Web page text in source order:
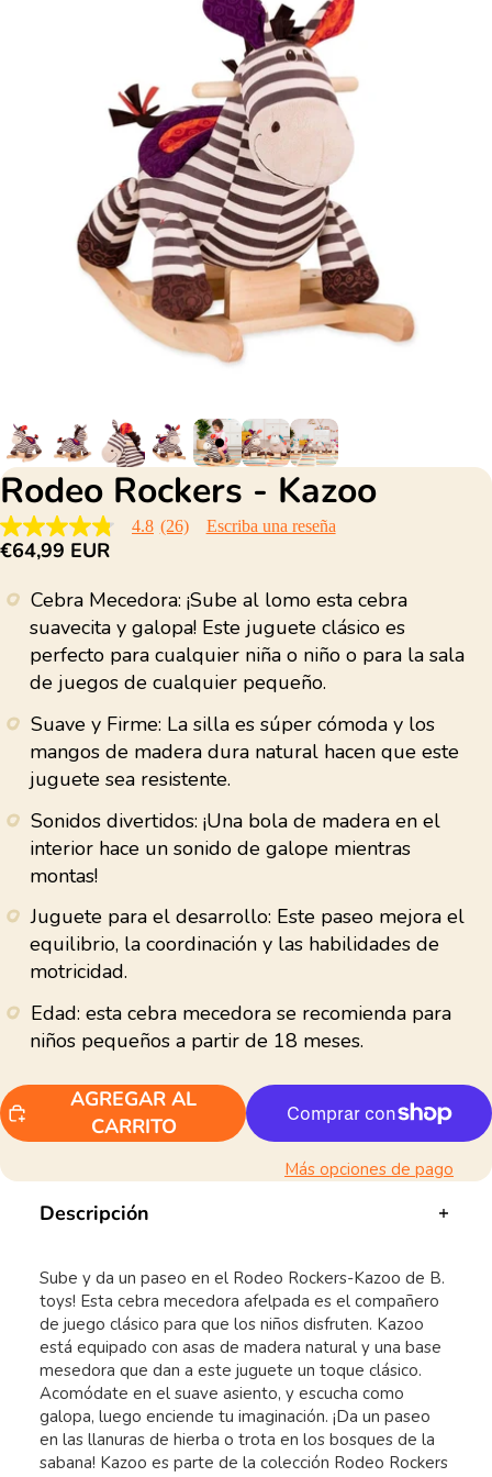
Rodeo Rockers - Kazoo
4.8
de
estrellas,
valor
medio
valoración.
Read
Reviews.
Enlace
misma
4.8 (26) Escriba una reseña
€64,99 EUR
Cebra Mecedora: ¡Sube al lomo esta cebra
suavecita y galopa! Este juguete clásico es
perfecto para cualquier niña o niño o para la sala
de juegos de cualquier pequeño.
Suave y Firme: La silla es súper cómoda y los
mangos de madera dura natural hacen que este
juguete sea resistente.
Sonidos divertidos: ¡Una bola de madera en el
interior hace un sonido de galope mientras
montas!
Juguete para el desarrollo: Este paseo mejora el
equilibrio, la coordinación y las habilidades de
motricidad.
Edad: esta cebra mecedora se recomienda para
niños pequeños a partir de 18 meses.
AGREGAR AL
CARRITO
Más opciones de pago
Descripción
Sube y da un paseo en el Rodeo Rockers-Kazoo de B.
toys! Esta cebra mecedora afelpada es el compañero
de juego clásico para que los niños disfruten. Kazoo
está equipado con asas de madera natural y una base
mesedora que dan a este juguete un toque clásico.
Acomódate en el suave asiento, y escucha como
galopa, luego enciende tu imaginación. ¡Da un paseo
en las llanuras de hierba o trota en los bosques de la
sabana! Kazoo es parte de la colección Rodeo Rockers